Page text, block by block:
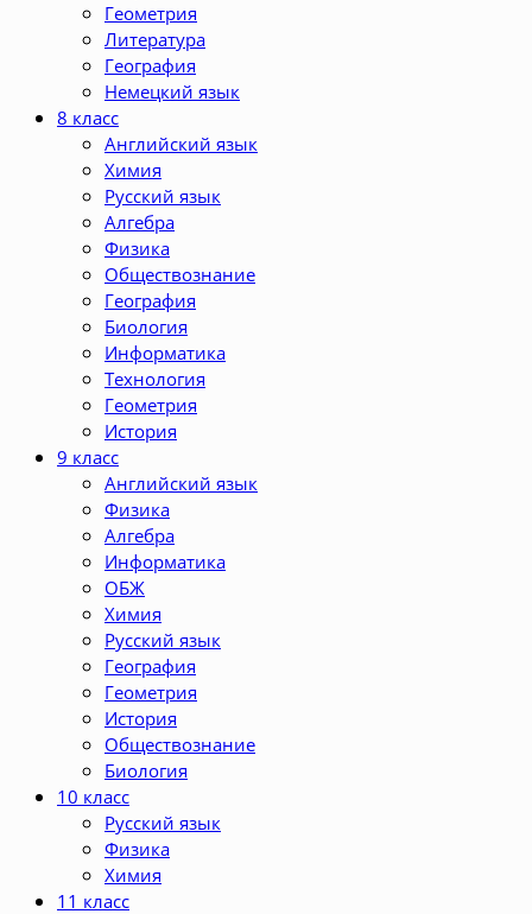
Геометрия
Литература
География
Немецкий язык
8 класс
Английский язык
Химия
Русский язык
Алгебра
Физика
Обществознание
География
Биология
Информатика
Технология
Геометрия
История
9 класс
Английский язык
Физика
Алгебра
Информатика
ОБЖ
Химия
Русский язык
География
Геометрия
История
Обществознание
Биология
10 класс
Русский язык
Физика
Химия
11 класс